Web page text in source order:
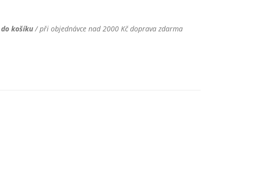
do košíku/ při objednávce nad 2000 Kč doprava zdarma